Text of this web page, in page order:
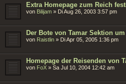
Extra Homepage zum Reich
von Bilijam » Di Aug 26, 2003 3:57 pm
Der Bote von Tamar Sektion
von Raistlin » Di Apr 05, 2005 1:36 pm
Homepage der Reisenden von
von FoX » Sa Jul 10, 2004 12:42 am